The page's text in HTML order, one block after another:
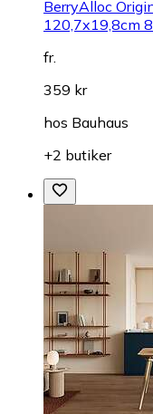
BerryAlloc
120,7x19,8cm
fr.
359 kr
hos Bauhaus
+2 butiker